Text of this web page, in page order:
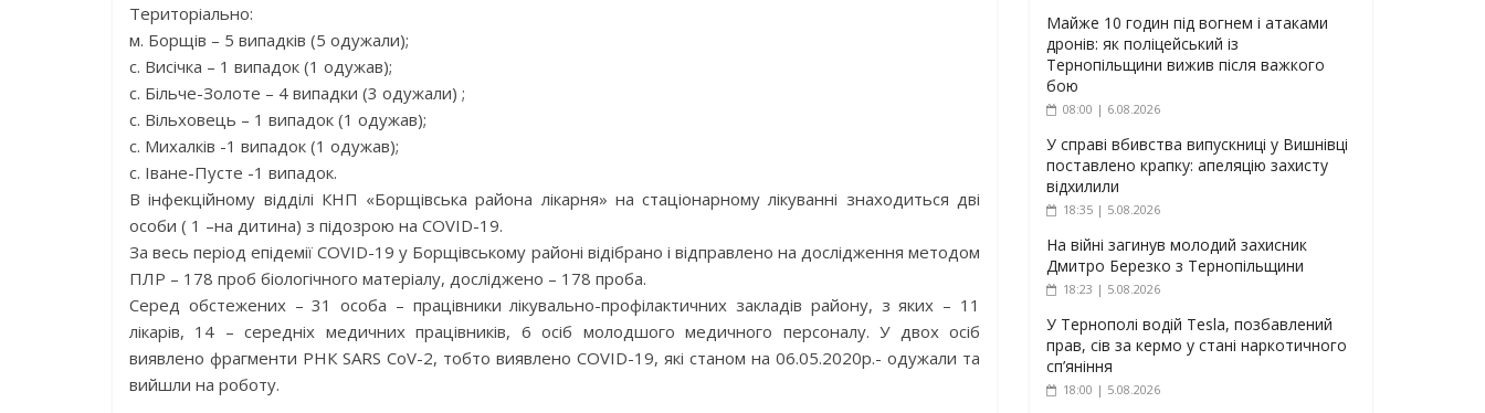
Територіально:
м. Борщів – 5 випадків (5 одужали);
с. Висічка – 1 випадок (1 одужав);
с. Більче-Золоте – 4 випадки (3 одужали) ;
с. Вільховець – 1 випадок (1 одужав);
с. Михалків -1 випадок (1 одужав);
с. Іване-Пусте -1 випадок.
В інфекційному відділі КНП «Борщівська района лікарня» на стаціонарному лікуванні знаходиться дві
особи ( 1 –на дитина) з підозрою на COVID-19.
За весь період епідемії COVID-19 у Борщівському районі відібрано і відправлено на дослідження методом
ПЛР – 178 проб біологічного матеріалу, досліджено – 178 проба.
Серед обстежених – 31 особа – працівники лікувально-профілактичних закладів району, з яких – 11
лікарів, 14 – середніх медичних працівників, 6 осіб молодшого медичного персоналу. У двох осіб
виявлено фрагменти PНК SARS CоV-2, тобто виявлено COVID-19, які станом на 06.05.2020р.- одужали та
вийшли на роботу.
Майже 10 годин під вогнем і атаками
дронів: як поліцейський із
Тернопільщини вижив після важкого
бою
08:00 | 6.08.2026
У справі вбивства випускниці у Вишнівці
поставлено крапку: апеляцію захисту
відхилили
18:35 | 5.08.2026
На війні загинув молодий захисник
Дмитро Березко з Тернопільщини
18:23 | 5.08.2026
У Тернополі водій Tesla, позбавлений
прав, сів за кермо у стані наркотичного
сп’яніння
18:00 | 5.08.2026